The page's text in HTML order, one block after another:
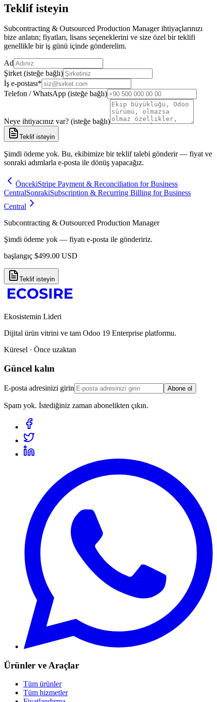
Teklif isteyin
Subcontracting & Outsourced Production Manager ihtiyaçlarınızı
bize anlatın; fiyatları, lisans seçeneklerini ve size özel bir teklifi
genellikle bir iş günü içinde gönderelim.
Ad
Şirket (isteğe bağlı)
İş e-postası*
Telefon / WhatsApp (isteğe bağlı)
Neye ihtiyacınız var? (isteğe bağlı)
Teklif isteyin
Şimdi ödeme yok. Bu, ekibimize bir teklif talebi gönderir — fiyat ve
sonraki adımlarla e-posta ile dönüş yapacağız.
ÖncekiStripe Payment & Reconciliation for Business
CentralSonrakiSubscription & Recurring Billing for Business
Central
Subcontracting & Outsourced Production Manager
Şimdi ödeme yok — fiyatı e-posta ile göndeririz.
başlangıç $499.00 USD
Teklif isteyin
Ekosistemin Lideri
Dijital ürün vitrini ve tam Odoo 19 Enterprise platformu.
Küresel · Önce uzaktan
Güncel kalın
E-posta adresinizi girin Abone ol
Spam yok. İstediğiniz zaman abonelikten çıkın.
Ürünler ve Araçlar
Tüm ürünler
Tüm hizmetler